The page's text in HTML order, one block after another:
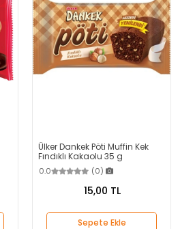
Ülker Dankek Pöti Muffin Kek
Fındıklı Kakaolu 35 g
0.0 (0)
15,00 TL
Sepete Ekle